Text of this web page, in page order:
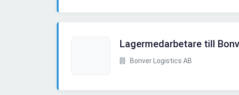
Lagermedarbetare till
Bonver Logistics AB